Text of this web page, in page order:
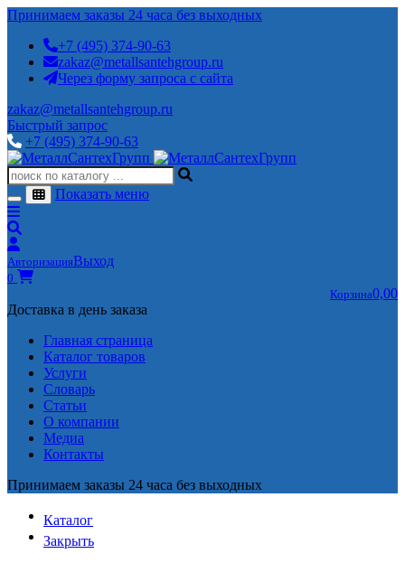
Принимаем заказы 24 часа без выходных
+7 (495) 374-90-63
zakaz@metallsantehgroup.ru
Через форму запроса с сайта
zakaz@metallsantehgroup.ru
Быстрый запрос
+7 (495) 374-90-63
Показать меню
АвторизацияВыход
0
Корзина0,00
Доставка в день заказа
Главная страница
Каталог товаров
Услуги
Словарь
Статьи
О компании
Медиа
Контакты
Принимаем заказы 24 часа без выходных
Каталог
Закрыть